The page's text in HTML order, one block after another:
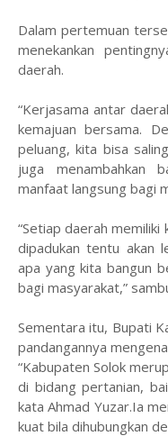
Dalam pertemuan
menekankan
daerah.
“Kerjasama antar
kemajuan bersama.
peluang, kita bisa
juga menambahkan
manfaat langsung bagi
“Setiap daerah memiliki
dipadukan tentu akan
apa yang kita bangun
bagi masyarakat,”
Sementara itu, Bupati
pandangannya
“Kabupaten Solok
di bidang pertanian,
kata Ahmad Yuzar.Ia
kuat bila dihubungkan